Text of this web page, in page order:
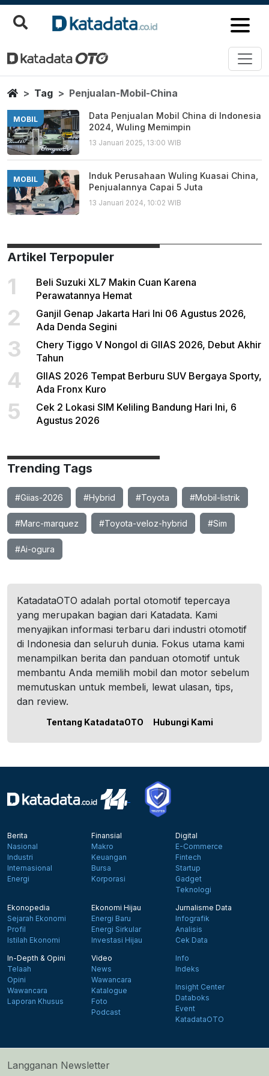
Penjualan Mobil China
Berita Terbaru
HomeTag Penjualan-Mobil-China
MOBIL
Data Penjualan Mobil China di Indonesia
2024, Wuling Memimpin
13 Januari 2025, 13:00 WIB
MOBIL
Induk Perusahaan Wuling Kuasai China,
Penjualannya Capai 5 Juta
13 Januari 2024, 10:02 WIB
Artikel Terpopuler
1
Beli Suzuki XL7 Makin Cuan Karena
Perawatannya Hemat
2
Ganjil Genap Jakarta Hari Ini 06 Agustus 2026,
Ada Denda Segini
3
Chery Tiggo V Nongol di GIIAS 2026, Debut Akhir
Tahun
4
GIIAS 2026 Tempat Berburu SUV Bergaya Sporty,
Ada Fronx Kuro
5
Cek 2 Lokasi SIM Keliling Bandung Hari Ini, 6
Agustus 2026
Trending Tags
#Giias-2026 #Hybrid #Toyota #Mobil-listrik
#Marc-marquez #Toyota-veloz-hybrid #Sim
#Ai-ogura
KatadataOTO adalah portal otomotif tepercaya
yang merupakan bagian dari Katadata. Kami
menyajikan informasi terbaru dari industri otomotif
di Indonesia dan seluruh dunia. Fokus utama kami
menampilkan berita dan panduan otomotif untuk
membantu Anda memilih mobil dan motor sebelum
memutuskan untuk membeli, lewat ulasan, tips,
dan review.
Tentang KatadataOTO Hubungi Kami
Berita
Nasional
Industri
Internasional
Energi
Finansial
Makro
Keuangan
Bursa
Korporasi
Digital
E-Commerce
Fintech
Startup
Gadget
Teknologi
Ekonopedia
Sejarah Ekonomi
Profil
Istilah Ekonomi
Ekonomi Hijau
Energi Baru
Energi Sirkular
Investasi Hijau
Jurnalisme Data
Infografik
Analisis
Cek Data
In-Depth & Opini
Telaah
Opini
Wawancara
Laporan Khusus
Video
News
Wawancara
Katalogue
Foto
Podcast
Info
Indeks
Insight Center
Databoks
Event
KatadataOTO
Langganan Newsletter